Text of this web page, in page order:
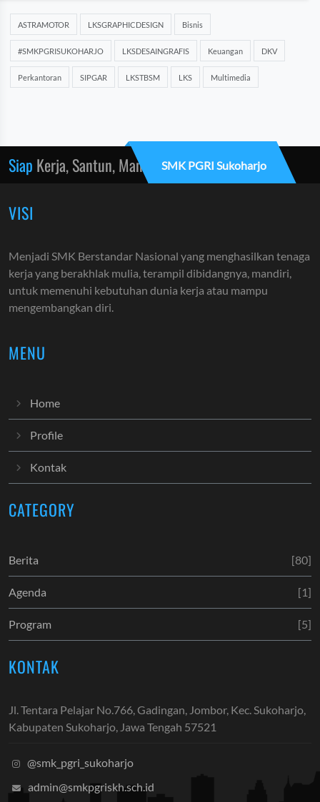
ASTRAMOTOR LKSGRAPHICDESIGN Bisnis
#SMKPGRISUKOHARJO LKSDESAINGRAFIS Keuangan DKV
Perkantoran SIPGAR LKSTBSM LKS Multimedia
Siap Kerja, Santun, MandiriSMK PGRI Sukoharjo
VISI
Menjadi SMK Berstandar Nasional yang menghasilkan tenaga
kerja yang berakhlak mulia, terampil dibidangnya, mandiri,
untuk memenuhi kebutuhan dunia kerja atau mampu
mengembangkan diri.
MENU
Home
Profile
Kontak
CATEGORY
Berita [80]
Agenda [1]
Program [5]
KONTAK
Jl. Tentara Pelajar No.766, Gadingan, Jombor, Kec. Sukoharjo,
Kabupaten Sukoharjo, Jawa Tengah 57521
@smk_pgri_sukoharjo
admin@smkpgriskh.sch.id